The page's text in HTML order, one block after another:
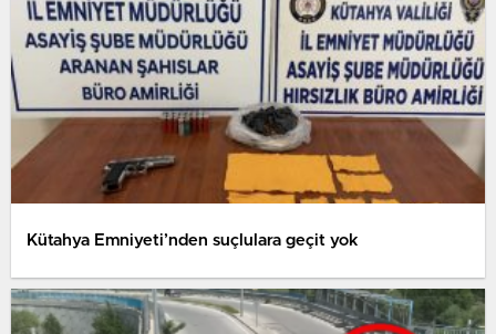
Kütahya Emniyeti’nden suçlulara geçit yok